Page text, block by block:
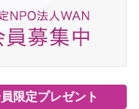
限定プレゼント